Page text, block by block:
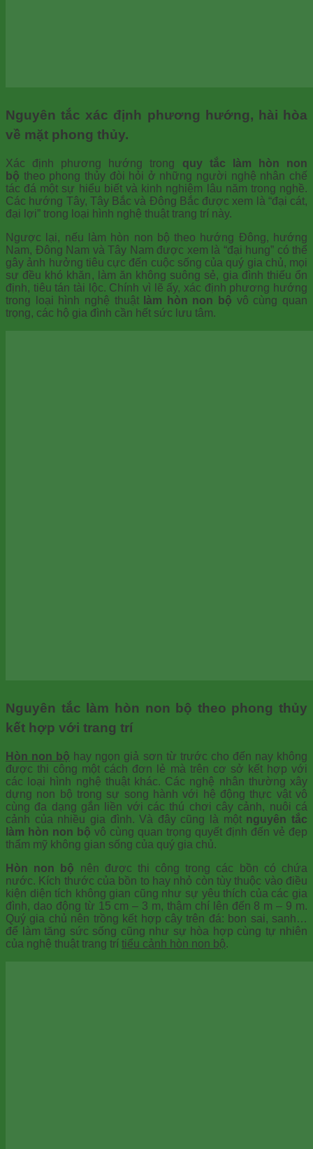
Nguyên tắc xác định phương hướng, hài hòa
về mặt phong thủy.
Xác định phương hướng trong quy tắc làm hòn non
bộ theo phong thủy đòi hỏi ở những người nghệ nhân chế
tác đá một sự hiểu biết và kinh nghiệm lâu năm trong nghề.
Các hướng Tây, Tây Bắc và Đông Bắc được xem là “đại cát,
đại lợi” trong loại hình nghệ thuật trang trí này.
Ngược lại, nếu làm hòn non bộ theo hướng Đông, hướng
Nam, Đông Nam và Tây Nam được xem là “đại hung” có thể
gây ảnh hưởng tiêu cực đến cuộc sống của quý gia chủ, mọi
sự đều khó khăn, làm ăn không suông sẻ, gia đình thiếu ổn
định, tiêu tán tài lộc. Chính vì lẽ ấy, xác định phương hướng
trong loại hình nghệ thuật làm hòn non bộ vô cùng quan
trọng, các hộ gia đình cần hết sức lưu tâm.
Nguyên tắc làm hòn non bộ theo phong thủy
kết hợp với trang trí
Hòn non bộ hay ngọn giả sơn từ trước cho đến nay không
được thi công một cách đơn lẻ mà trên cơ sở kết hợp với
các loại hình nghệ thuật khác. Các nghệ nhân thường xây
dựng non bộ trong sự song hành với hệ động thực vật vô
cùng đa dạng gắn liền với các thú chơi cây cảnh, nuôi cá
cảnh của nhiều gia đình. Và đây cũng là một nguyên tắc
làm hòn non bộ vô cùng quan trọng quyết định đến vẻ đẹp
thẩm mỹ không gian sống của quý gia chủ.
Hòn non bộ nên được thi công trong các bồn có chứa
nước. Kích thước của bồn to hay nhỏ còn tùy thuộc vào điều
kiện diện tích không gian cũng như sự yêu thích của các gia
đình, dao động từ 15 cm – 3 m, thậm chí lên đến 8 m – 9 m.
Quý gia chủ nên trồng kết hợp cây trên đá: bon sai, sanh…
để làm tăng sức sống cũng như sự hòa hợp cùng tự nhiên
của nghệ thuật trang trí tiểu cảnh hòn non bộ.